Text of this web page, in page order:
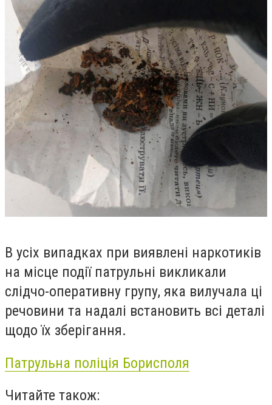
В усіх випадках при виявлені наркотиків
на місце події патрульні викликали
слідчо-оперативну групу, яка вилучала ці
речовини та надалі встановить всі деталі
щодо їх зберігання.
Патрульна поліція Борисполя
Читайте також: